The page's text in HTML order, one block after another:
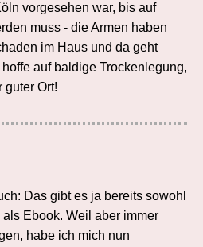
vorgesehen war, bis auf
muss - die Armen haben
im Haus und da geht
auf baldige Trockenlegung,
guter Ort!
Das gibt es ja bereits sowohl
Ebook. Weil aber immer
habe ich mich nun